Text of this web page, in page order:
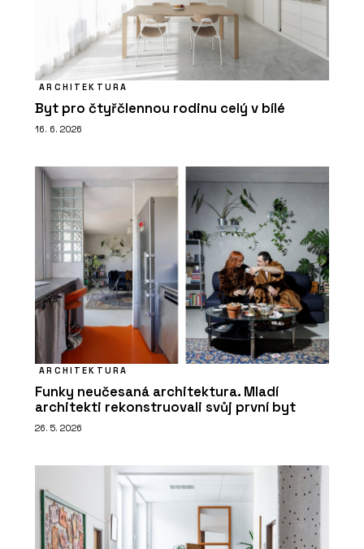
ARCHITEKTURA
Byt pro čtyřčlennou rodinu celý v bílé
16. 6. 2026
ARCHITEKTURA
Funky neučesaná architektura. Mladí
architekti rekonstruovali svůj první byt
26. 5. 2026